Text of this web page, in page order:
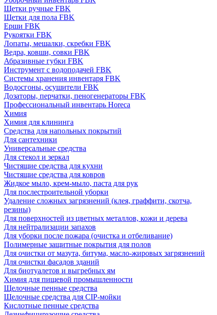
Щетки ручные FBK
Щетки для пола FBK
Ерши FBK
Рукоятки FBK
Лопаты, мешалки, скребки FBK
Ведра, ковши, совки FBK
Абразивные губки FBK
Инструмент с водоподачей FBK
Системы хранения инвентаря FBK
Водосгоны, осушители FBK
Дозаторы, перчатки, пеногенераторы FBK
Профессиональный инвентарь Horeca
Химия
Химия для клининга
Средства для напольных покрытий
Для сантехники
Универсальные средства
Для стекол и зеркал
Чистящие средства для кухни
Чистящие средства для ковров
Жидкое мыло, крем-мыло, паста для рук
Для послестроительной уборки
Удаление сложных загрязнений (клея, граффити, скотча,
резины)
Для поверхностей из цветных металлов, кожи и дерева
Для нейтрализации запахов
Для уборки после пожара (очистка и отбеливание)
Полимерные защитные покрытия для полов
Для очистки от мазута, битума, масло-жировых загрязнений
Для очистки фасадов зданий
Для биотуалетов и выгребных ям
Химия для пищевой промышленности
Щелочные пенные средства
Щелочные средства для CIP-мойки
Кислотные пенные средства